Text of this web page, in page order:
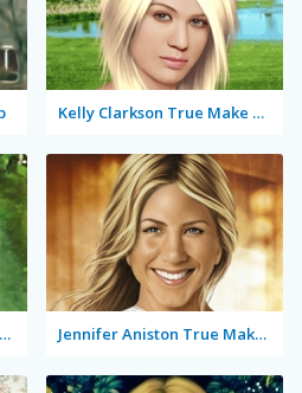
Kelly Clarkson True Make Up
Jennifer Lawrence True Make Up Jennifer Aniston True Make Up